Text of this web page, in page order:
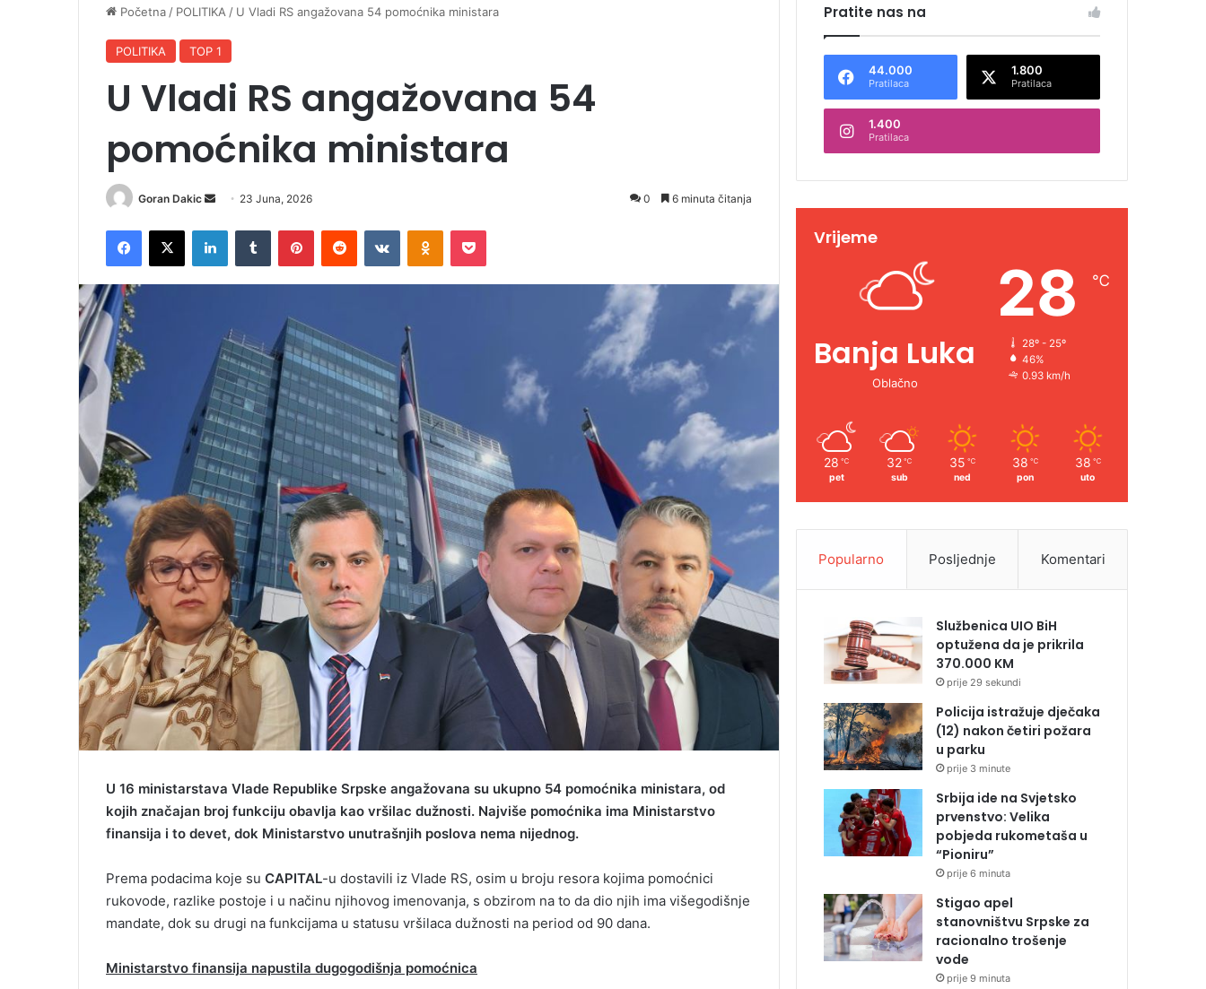
Početna / POLITIKA / U Vladi RS angažovana 54 pomoćnika ministara
POLITIKA TOP 1
U Vladi RS angažovana 54
pomoćnika ministara
Goran Dakic
a
m
a
i
l
23 Juna, 2026 0 6 minuta čitanja
U 16 ministarstava Vlade Republike Srpske angažovana su ukupno 54 pomoćnika ministara, od
kojih značajan broj funkciju obavlja kao vršilac dužnosti. Najviše pomoćnika ima Ministarstvo
finansija i to devet, dok Ministarstvo unutrašnjih poslova nema nijednog.
Prema podacima koje su CAPITAL-u dostavili iz Vlade RS, osim u broju resora kojima pomoćnici
rukovode, razlike postoje i u načinu njihovog imenovanja, s obzirom na to da dio njih ima višegodišnje
mandate, dok su drugi na funkcijama u statusu vršilaca dužnosti na period od 90 dana.
Ministarstvo finansija napustila dugogodišnja pomoćnica
Pratite nas na
44.000
Pratilaca
1.800
Pratilaca
1.400
Pratilaca
Vrijeme
Banja Luka
Oblačno
28 ℃
28º - 25º
46%
0.93 km/h
28 ℃
pet
32 ℃
sub
35 ℃
ned
38 ℃
pon
38 ℃
uto
Popularno Posljednje Komentari
Službenica UIO BiH
optužena da je prikrila
370.000 KM
prije 29 sekundi
Policija istražuje dječaka
(12) nakon četiri požara
u parku
prije 3 minute
Srbija ide na Svjetsko
prvenstvo: Velika
pobjeda rukometaša u
“Pioniru”
prije 6 minuta
Stigao apel
stanovništvu Srpske za
racionalno trošenje
vode
prije 9 minuta